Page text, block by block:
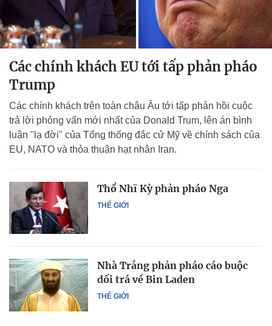
Các chính khách EU tới tấp phản pháo
Trump
Các chính khách trên toàn châu Âu tới tấp phản hồi cuộc
trả lời phỏng vấn mới nhất của Donald Trum, lên án bình
luận "lạ đời" của Tổng thống đắc cử Mỹ về chính sách của
EU, NATO và thỏa thuận hạt nhân Iran.
THẾ GIỚI
Thổ Nhĩ Kỳ phản pháo Nga
THẾ GIỚI
Nhà Trắng phản pháo cáo buộc
dối trá về Bin Laden